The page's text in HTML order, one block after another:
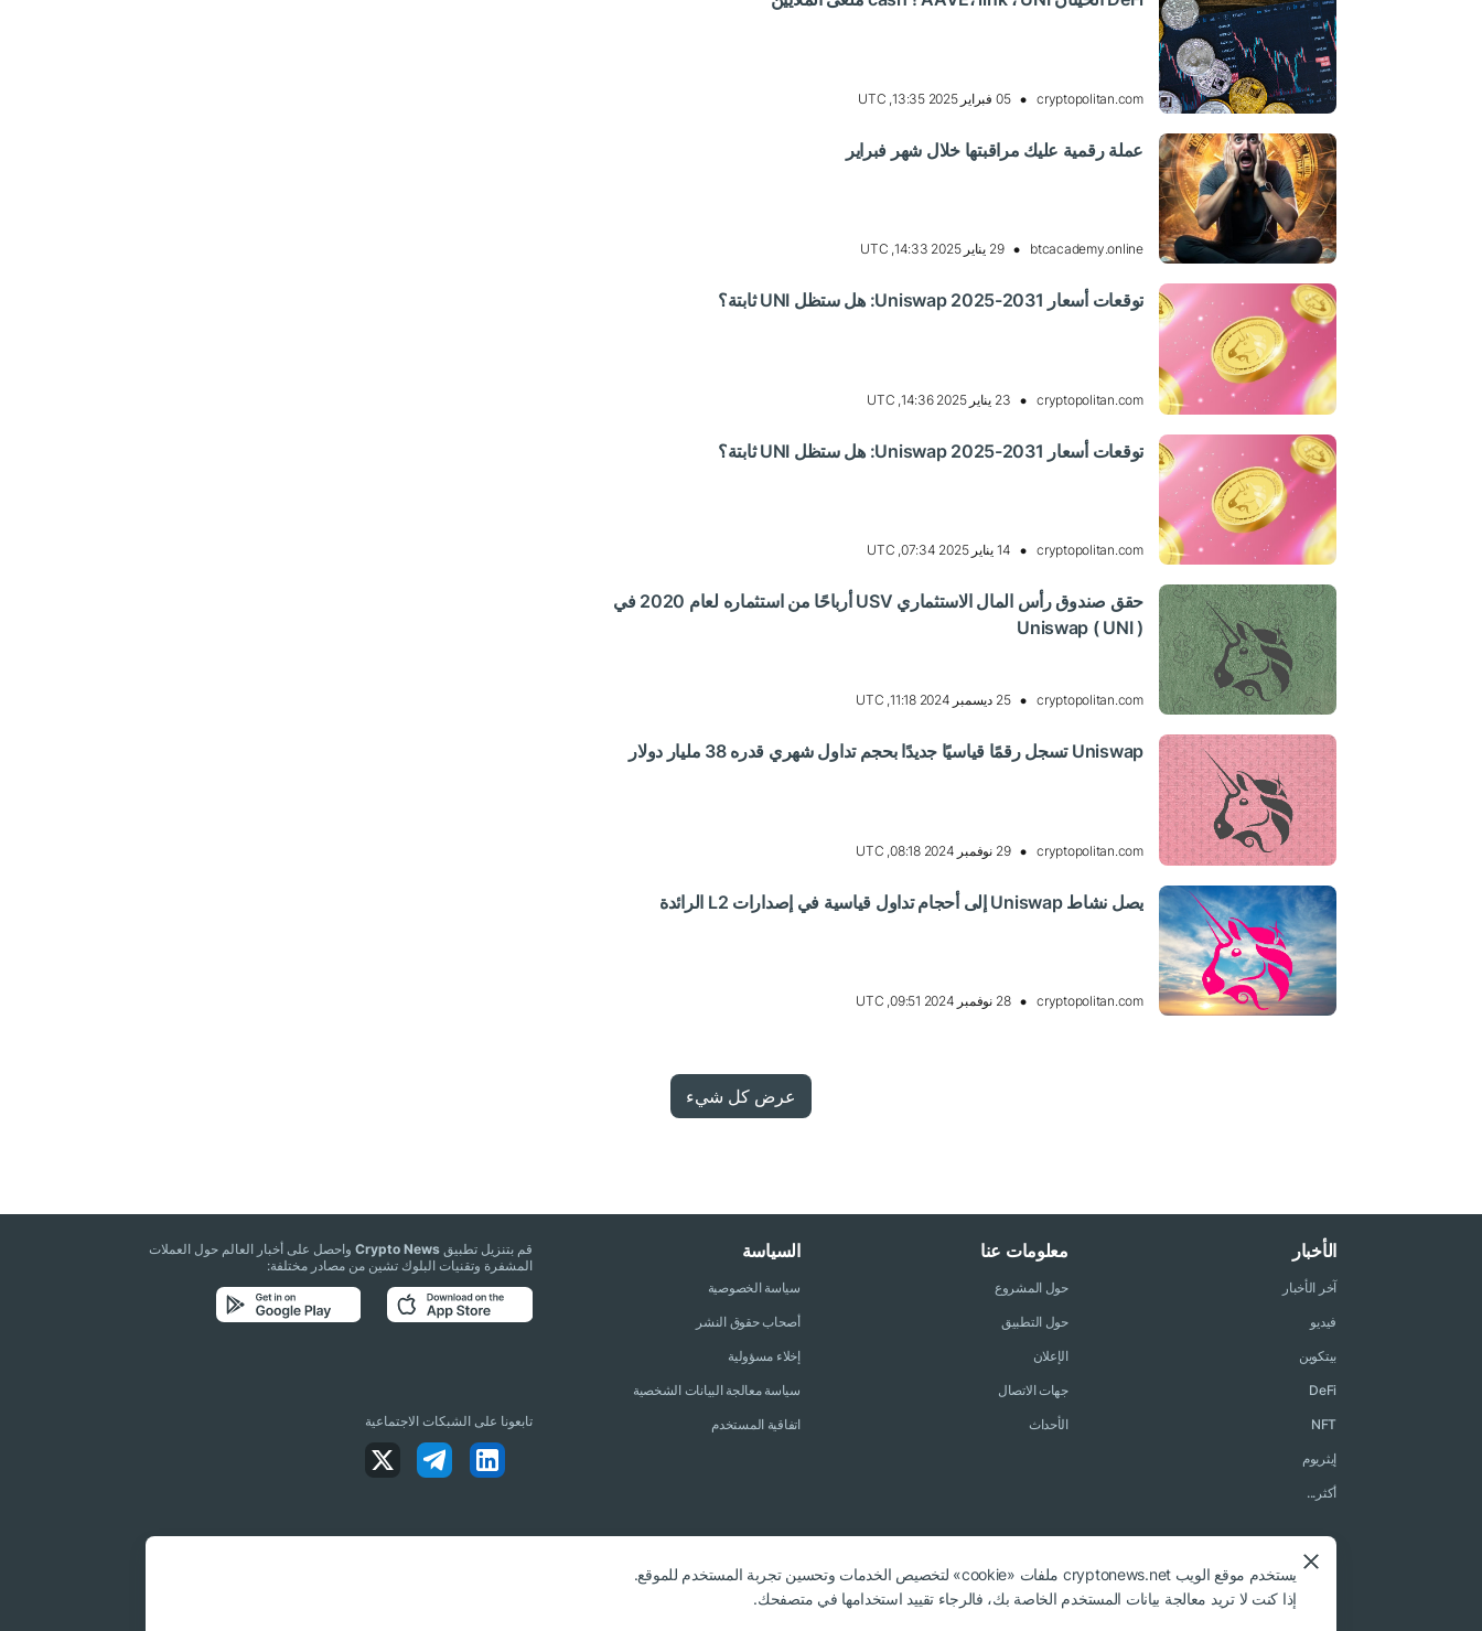
cryptopolitan.com 05 فبراير 2025 13:35, UTC
عملة رقمية عليك مراقبتها خلال شهر فبراير
btcacademy.online 29 يناير 2025 14:33, UTC
توقعات أسعار Uniswap 2025-2031: هل ستظل UNI ثابتة؟
cryptopolitan.com 23 يناير 2025 14:36, UTC
توقعات أسعار Uniswap 2025-2031: هل ستظل UNI ثابتة؟
cryptopolitan.com 14 يناير 2025 07:34, UTC
حقق صندوق رأس المال الاستثماري USV أرباحًا من استثماره لعام 2020 في
Uniswap ( UNI )
cryptopolitan.com 25 ديسمبر 2024 11:18, UTC
Uniswap تسجل رقمًا قياسيًا جديدًا بحجم تداول شهري قدره 38 مليار دولار
cryptopolitan.com 29 نوفمبر 2024 08:18, UTC
يصل نشاط Uniswap إلى أحجام تداول قياسية في إصدارات L2 الرائدة
cryptopolitan.com 28 نوفمبر 2024 09:51, UTC
عرض كل شيء
الأخبار
آخر الأخبار
فيديو
بيتكوين
DeFi
NFT
إيثريوم
أكثر...
معلومات عنا
حول المشروع
حول التطبيق
الإعلان
جهات الاتصال
الأحداث
السياسة
سياسة الخصوصية
أصحاب حقوق النشر
إخلاء مسؤولية
سياسة معالجة البيانات الشخصية
اتفاقية المستخدم
قم بتنزيل تطبيقCrypto News واحصل على أخبار العالم حول العملات
المشفرة وتقنيات البلوك تشين من مصادر مختلفة:
تابعونا على الشبكات الاجتماعية
يستخدم موقع الويب cryptonews.net ملفات «cookie» لتخصيص الخدمات وتحسين تجربة المستخدم للموقع.
إذا كنت لا تريد معالجة بيانات المستخدم الخاصة بك، فالرجاء تقييد استخدامها في متصفحك.